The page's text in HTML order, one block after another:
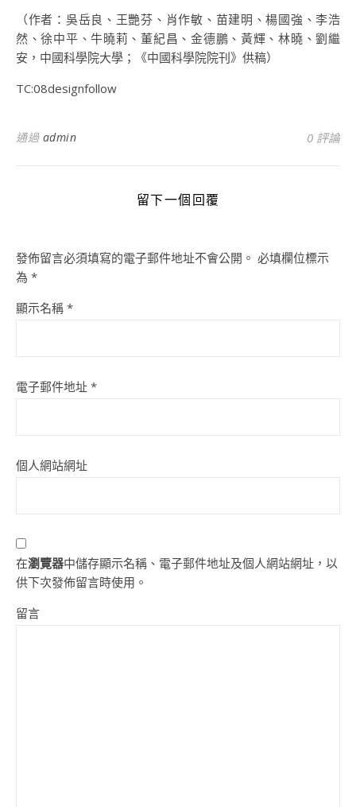
（作者：吳岳良、王艷芬、肖作敏、苗建明、楊國強、李浩
然、徐中平、牛曉莉、董紀昌、金德鵬、黃輝、林曉、劉繼
安，中國科學院大學；《中國科學院院刊》供稿）
TC:08designfollow
通過 admin 0 評論
留下一個回覆
發佈留言必須填寫的電子郵件地址不會公開。 必填欄位標示
為 *
顯示名稱 *
電子郵件地址 *
個人網站網址
在瀏覽器中儲存顯示名稱、電子郵件地址及個人網站網址，以
供下次發佈留言時使用。
留言